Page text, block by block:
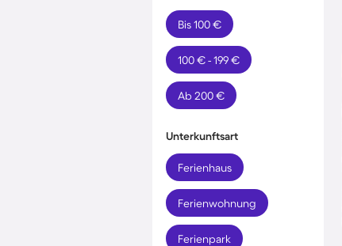
Bis 100 €
100 € - 199 €
Ab 200 €
Unterkunftsart
Ferienhaus
Ferienwohnung
Ferienpark